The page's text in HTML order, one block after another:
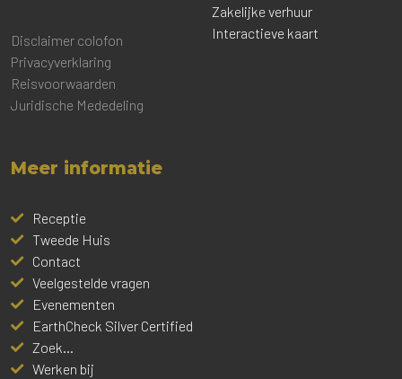
Disclaimer colofon
Privacyverklaring
Reisvoorwaarden
Juridische Mededeling
Zakelijke verhuur
Interactieve kaart
Meer informatie
Receptie
Tweede Huis
Contact
Veelgestelde vragen
Evenementen
EarthCheck Silver Certified
Zoek...
Werken bij